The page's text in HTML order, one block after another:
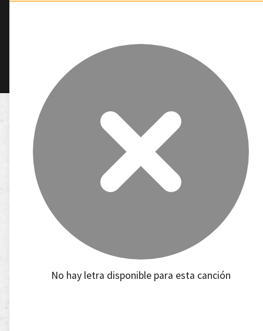
No hay letra disponible para esta canción